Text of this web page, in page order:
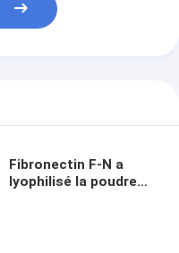
Fibronectin F-N a
lyophilisé la poudre